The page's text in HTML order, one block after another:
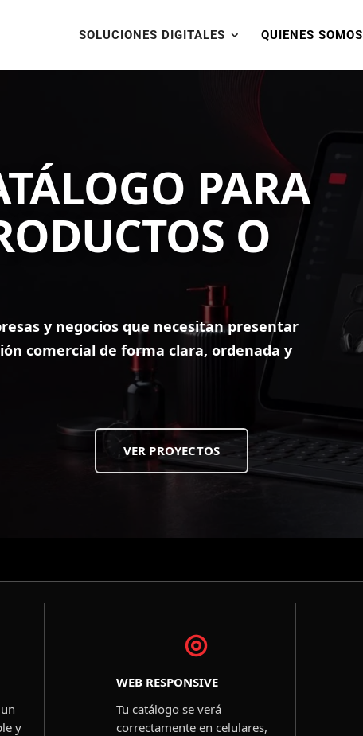
SOLUCIONES DIGITALES QUIENES SOMOS
PARA
O
y negocios que necesitan presentar
comercial de forma clara, ordenada y
VER PROYECTOS
y
◎
WEB RESPONSIVE
Tu catálogo se verá
correctamente en celulares,